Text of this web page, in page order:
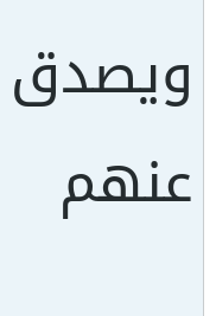
عنهم